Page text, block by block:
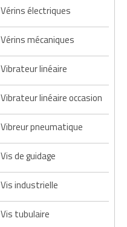
Vérins électriques
Vérins mécaniques
Vibrateur linéaire
Vibrateur linéaire occasion
Vibreur pneumatique
Vis de guidage
Vis industrielle
Vis tubulaire